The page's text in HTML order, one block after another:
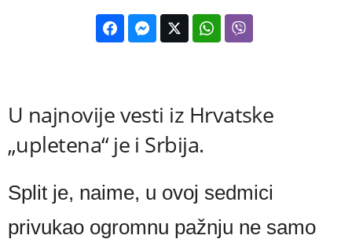
U najnovije vesti iz Hrvatske
„upletena“ je i Srbija.
Split je, naime, u ovoj sedmici
privukao ogromnu pažnju ne samo